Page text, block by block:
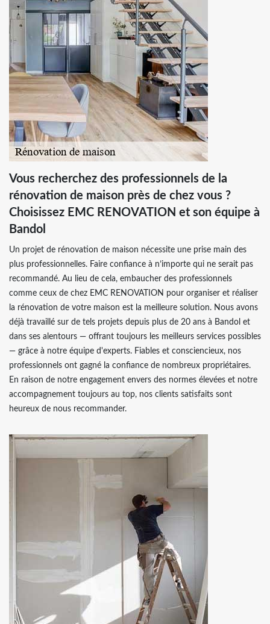
Vous recherchez des professionnels de la
rénovation de maison près de chez vous ?
Choisissez EMC RENOVATION et son équipe à
Bandol
Un projet de rénovation de maison nécessite une prise main des
plus professionnelles. Faire confiance à n’importe qui ne serait pas
recommandé. Au lieu de cela, embaucher des professionnels
comme ceux de chez EMC RENOVATION pour organiser et réaliser
la rénovation de votre maison est la meilleure solution. Nous avons
déjà travaillé sur de tels projets depuis plus de 20 ans à Bandol et
dans ses alentours — offrant toujours les meilleurs services possibles
— grâce à notre équipe d'experts. Fiables et consciencieux, nos
professionnels ont gagné la confiance de nombreux propriétaires.
En raison de notre engagement envers des normes élevées et notre
accompagnement toujours au top, nos clients satisfaits sont
heureux de nous recommander.